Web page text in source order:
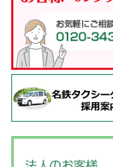
2021.04.05
「働きやすい職場
2021.04.01
4月１日より精神